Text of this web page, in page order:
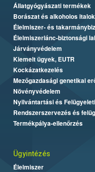
Állatgyógyászati termékek
Borászat és alkoholos italok
Élelmiszer- és
Élelmiszerlánc-biztonsági
Járványvédelem
Kiemelt ügyek, EUTR
Kockázatkezelés
Mezőgazdasági genetikai
Növényvédelem
Nyilvántartási és
Rendszerszervezés és
Termékpálya-ellenőrzés
Ügyintézés
Élelmiszer